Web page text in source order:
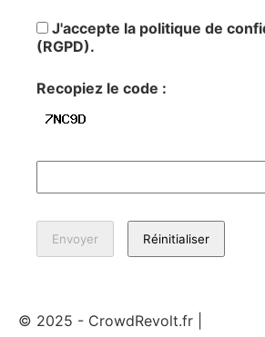
J'accepte la politique de
(RGPD).
Recopiez le code :
© 2025 - CrowdRevolt.fr |